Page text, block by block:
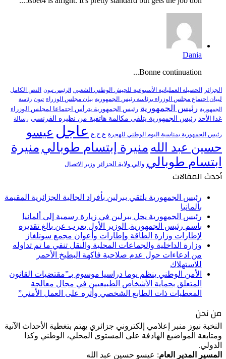
Dania
Bonne continuation...
الجزائر الحصيلة العملياتية الأسبوعية للجيش الوطني الشعبي الرئيس تبون النص الكامل
لبيان اجتماع مجلس الوزراء برئاسة رئيس الجمهورية بيان مجلس الوزراء تبون رئاسة
الجمهورية رئيس الجمهورية رئيس الجمهورية يترأس اجتماعا لمجلس الوزراء
غدا الأحد رئيس الجمهورية يتلقى مكالمة هاتفية من نظيره الفرنسي رسالة
رئيس الجمهورية بمناسبة اليوم الوطني للهجرة ع.ح.ع عاجل عيسو
حسين عبد الله منيرة إبتسام طوبالي منيرة
ابتسام طوبالي والي ولاية الجزائر وزير الاتصال
أحدث المقالات
رئيس الجمهورية يلتقي ببرلين بأفراد الجالية الجزائرية المقيمة
بألمانيا
رئيس الجمهورية يحل ببرلين في زيارة رسمية إلى ألمانيا
باسم رئيس الجمهورية, الوزير الأول يعرب عن بالغ تقديره
لإطارات وزارة الطاقة وإطارات وأعوان مجمع سونلغاز
وزارة الداخلية والجماعات المحلية والنقل تنفي ما تم تداوله
من ادعاءات حول عدم صلاحية فاكهة البطيخ الأحمر
للاستهلاك
الأمن الوطني ينظم يوما دراسيا موسوم بـ”مقتضيات القانون
المتعلق بحماية الأشخاص الطبيعيين في مجال معالجة
المعطيات ذات الطابع الشخصي وأثره على العمل الأمني”
من نحن
النخبة نيوز منبر إعلامي إلكتروني جزائري يهتم بتغطية الأحداث الآنية
ومتابعة المواضيع الهادفة على المستوى المحلي، الوطني وكذا
الدولي.
المسير المدير العام: عيسو حسين عبد الله